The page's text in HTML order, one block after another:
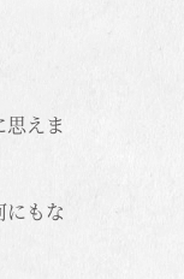
えま
もな